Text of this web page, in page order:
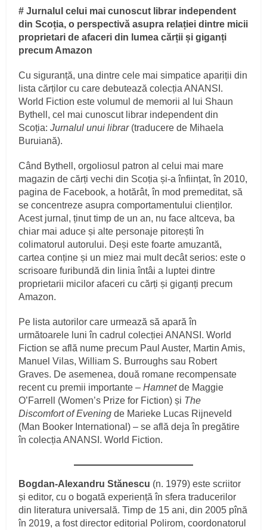
# Jurnalul celui mai cunoscut librar independent
din Scoția, o perspectivă asupra relației dintre micii
proprietari de afaceri din lumea cărții și giganți
precum Amazon
Cu siguranță, una dintre cele mai simpatice apariții din
lista cărților cu care debutează colecția ANANSI.
World Fiction este volumul de memorii al lui Shaun
Bythell, cel mai cunoscut librar independent din
Scoția:Jurnalul unui librar(traducere de Mihaela
Buruiană).
Când Bythell, orgoliosul patron al celui mai mare
magazin de cărți vechi din Scoția și-a înființat, în 2010,
pagina de Facebook, a hotărât, în mod premeditat, să
se concentreze asupra comportamentului clienților.
Acest jurnal, ținut timp de un an, nu face altceva, ba
chiar mai aduce și alte personaje pitorești în
colimatorul autorului. Deși este foarte amuzantă,
cartea conține și un miez mai mult decât serios: este o
scrisoare furibundă din linia întâi a luptei dintre
proprietarii micilor afaceri cu cărți și giganți precum
Amazon.
Pe lista autorilor care urmează să apară în
următoarele luni în cadrul colecției ANANSI. World
Fiction se află nume precum Paul Auster, Martin Amis,
Manuel Vilas, William S. Burroughs sau Robert
Graves. De asemenea, două romane recompensate
recent cu premii importante –Hamnetde Maggie
O’Farrell (Women’s Prize for Fiction) și The
Discomfort of Evening de Marieke Lucas Rijneveld
(Man Booker International) – se află deja în pregătire
în colecția ANANSI. World Fiction.
Bogdan-Alexandru Stănescu (n. 1979) este scriitor
și editor, cu o bogată experiență în sfera traducerilor
din literatura universală. Timp de 15 ani, din 2005 pînă
în 2019, a fost director editorial Polirom, coordonatorul